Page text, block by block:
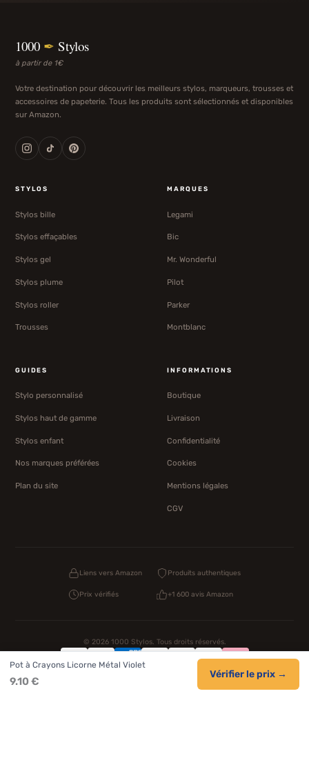
1000 ✒ Stylos
à partir de 1€
Votre destination pour découvrir les meilleurs stylos, marqueurs, trousses et
accessoires de papeterie. Tous les produits sont sélectionnés et disponibles
sur Amazon.
STYLOS
Stylos bille
Stylos effaçables
Stylos gel
Stylos plume
Stylos roller
Trousses
MARQUES
Legami
Bic
Mr. Wonderful
Pilot
Parker
Montblanc
GUIDES
Stylo personnalisé
Stylos haut de gamme
Stylos enfant
Nos marques préférées
Plan du site
INFORMATIONS
Boutique
Livraison
Confidentialité
Cookies
Mentions légales
CGV
Liens vers Amazon Produits authentiques
Prix vérifiés +1 600 avis Amazon
© 2026 1000 Stylos. Tous droits réservés.
Cookies
Pot à Crayons Licorne Métal Violet
9.10 €
Vérifier le prix →